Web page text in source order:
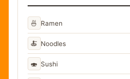
🍜 Ramen
🍝 Noodles
🍣 Sushi